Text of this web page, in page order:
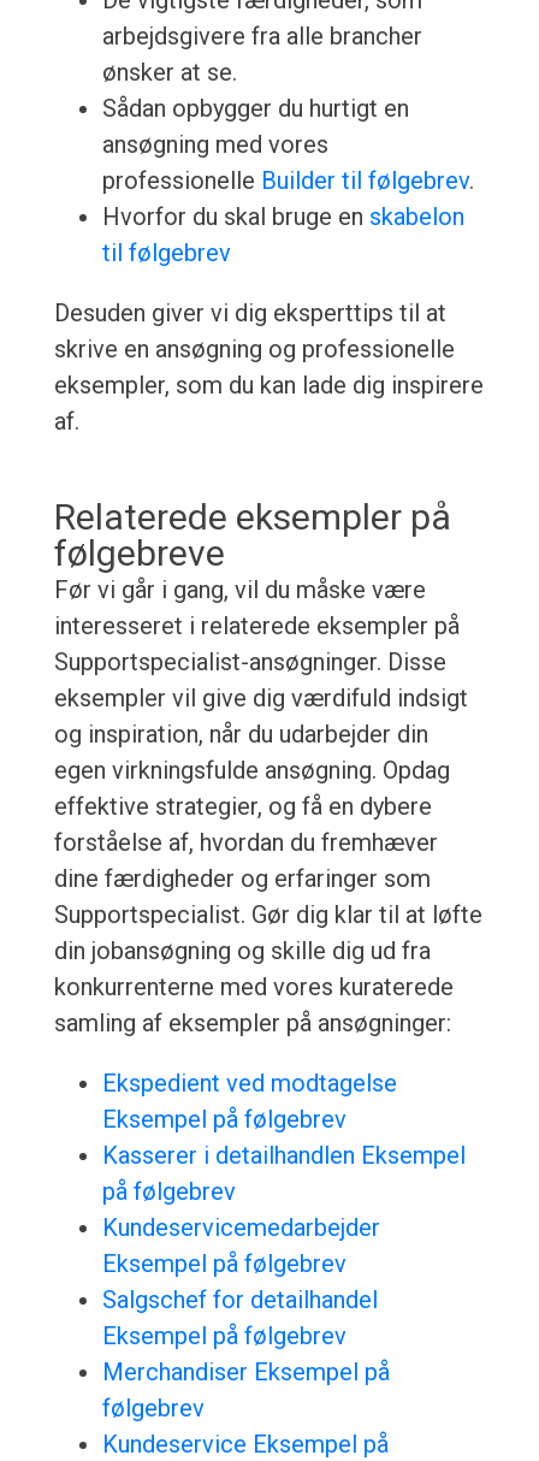
arbejdsgivere fra alle brancher
ønsker at se.
Sådan opbygger du hurtigt en
ansøgning med vores
professionelle Builder til følgebrev.
Hvorfor du skal bruge en skabelon
til følgebrev
Desuden giver vi dig eksperttips til at
skrive en ansøgning og professionelle
eksempler, som du kan lade dig inspirere
af.
Relaterede eksempler på
følgebreve
Før vi går i gang, vil du måske være
interesseret i relaterede eksempler på
Supportspecialist-ansøgninger. Disse
eksempler vil give dig værdifuld indsigt
og inspiration, når du udarbejder din
egen virkningsfulde ansøgning. Opdag
effektive strategier, og få en dybere
forståelse af, hvordan du fremhæver
dine færdigheder og erfaringer som
Supportspecialist. Gør dig klar til at løfte
din jobansøgning og skille dig ud fra
konkurrenterne med vores kuraterede
samling af eksempler på ansøgninger:
Ekspedient ved modtagelse
Eksempel på følgebrev
Kasserer i detailhandlen Eksempel
på følgebrev
Kundeservicemedarbejder
Eksempel på følgebrev
Salgschef for detailhandel
Eksempel på følgebrev
Merchandiser Eksempel på
følgebrev
Kundeservice Eksempel på